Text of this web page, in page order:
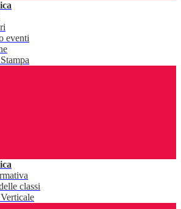
eventi
classi